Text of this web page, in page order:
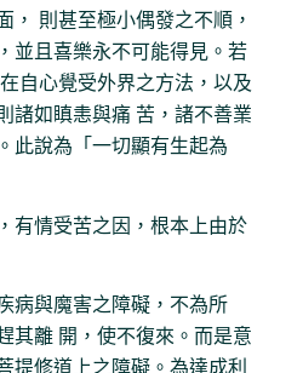
， 則甚至極小偶發之不順，
並且喜樂永不可能得見。若
自心覺受外界之方法，以及
諸如瞋恚與痛 苦，諸不善業
此說為「一切顯有生起為
有情受苦之因，根本上由於
病與魔害之障礙，不為所
其離 開，使不復來。而是意
提修道上之障礙。為達成利